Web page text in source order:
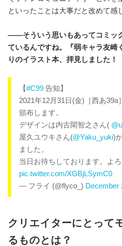
といったことは大事だと改めて感
――そういう思いもあってコミッ
ているんですね。『弱キャラ友崎
りのイラスト本、拝見しました！
【#C99 告知】
2021年12月31日(金)［西あ39a
頒布します。
デザインは内古閑智之さん(
屋久ユウキさん(@Yaku_yuki)
ました。
当日お待ちしております。よ
pic.twitter.com/XGBjLSymC0
— フライ (@flyco_) December
クリエイターにとって
るものとは？